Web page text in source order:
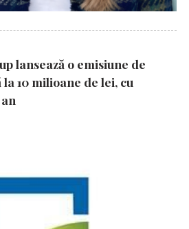
lansează o emisiune de
10 milioane de lei, cu